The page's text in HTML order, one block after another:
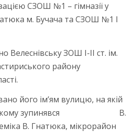
СЗОШ №1 – гімназії у
м. Бучача та СЗОШ №1 І
Велеснівську ЗОШ І-ІІ ст. ім.
району
його ім’ям вулицю, на якій
в якому зупинявся В.
В. Гнатюка, мікрорайон